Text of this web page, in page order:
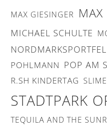
MAX GIESINGER MAX
MICHAEL SCHULTE
POHLMANN POP AM
R.SH KINDERTAG SLIME
STADTPARK
TEQUILA AND THE